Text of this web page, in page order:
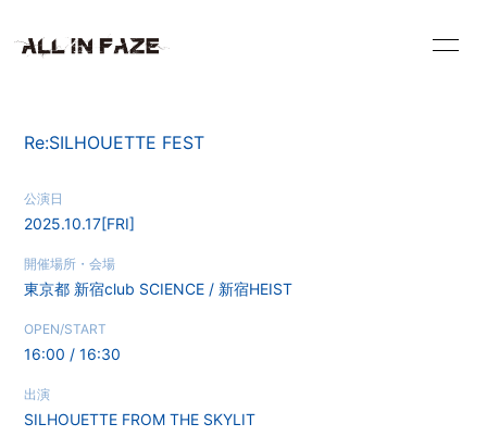
Re:SILHOUETTE FEST
公演日
2025.10.17[FRI]
開催場所・会場
東京都 新宿club SCIENCE / 新宿HEIST
OPEN/START
16:00 / 16:30
出演
SILHOUETTE FROM THE SKYLIT